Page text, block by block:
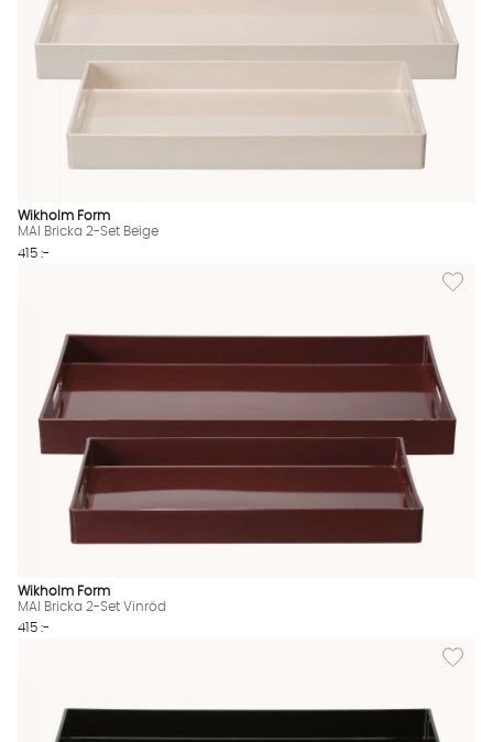
Wikholm Form
MAI Bricka 2-Set Beige
415 :-
Lägg
Wikholm Form
MAI Bricka 2-Set Vinröd
415 :-
Lägg